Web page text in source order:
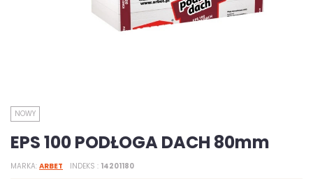
NOWY
EPS 100 PODŁOGA DACH 80mm
MARKA ARBET INDEKS 14201180